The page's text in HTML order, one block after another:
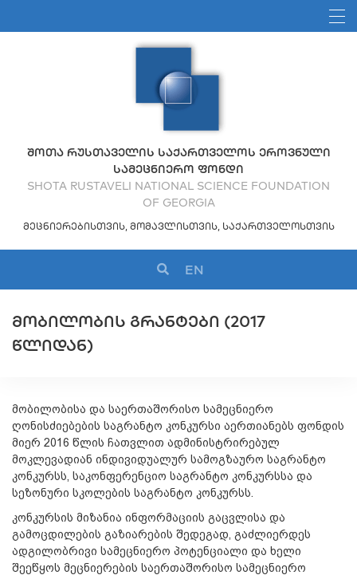
ᲨᲝᲗᲐ ᲠᲣᲡᲗᲐᲕᲔᲚᲘᲡ ᲡᲐᲥᲐᲠᲗᲕᲔᲚᲝᲡ ᲔᲠᲝᲕᲜᲣᲚᲘ
ᲡᲐᲛᲔᲪᲜᲘᲔᲠᲝ ᲤᲝᲜᲓᲘ
SHOTA RUSTAVELI NATIONAL SCIENCE FOUNDATION
OF GEORGIA
ᲛᲔᲪᲜᲘᲔᲠᲔᲑᲘᲡᲗᲕᲘᲡ, ᲛᲝᲛᲐᲕᲚᲘᲡᲗᲕᲘᲡ, ᲡᲐᲥᲐᲠᲗᲕᲔᲚᲝᲡᲗᲕᲘᲡ
EN
ᲛᲝᲑᲘᲚᲝᲑᲘᲡ ᲒᲠᲐᲜᲢᲔᲑᲘ (2017
ᲬᲚᲘᲓᲐᲜ)
მობილობისა და საერთაშორისო სამეცნიერო
ღონისძიებების საგრანტო კონკურსი აერთიანებს ფონდის
მიერ 2016 წლის ჩათვლით ადმინისტრირებულ
მოკლევადიან ინდივიდუალურ სამოგზაურო საგრანტო
კონკურსს, საკონფერენციო საგრანტო კონკურსსა და
სეზონური სკოლების საგრანტო კონკურსს.
კონკურსის მიზანია ინფორმაციის გაცვლისა და
გამოცდილების გაზიარების შედეგად, გაძლიერდეს
ადგილობრივი სამეცნიერო პოტენციალი და ხელი
შეეწყოს მეცნიერების საერთაშორისო სამეცნიერო